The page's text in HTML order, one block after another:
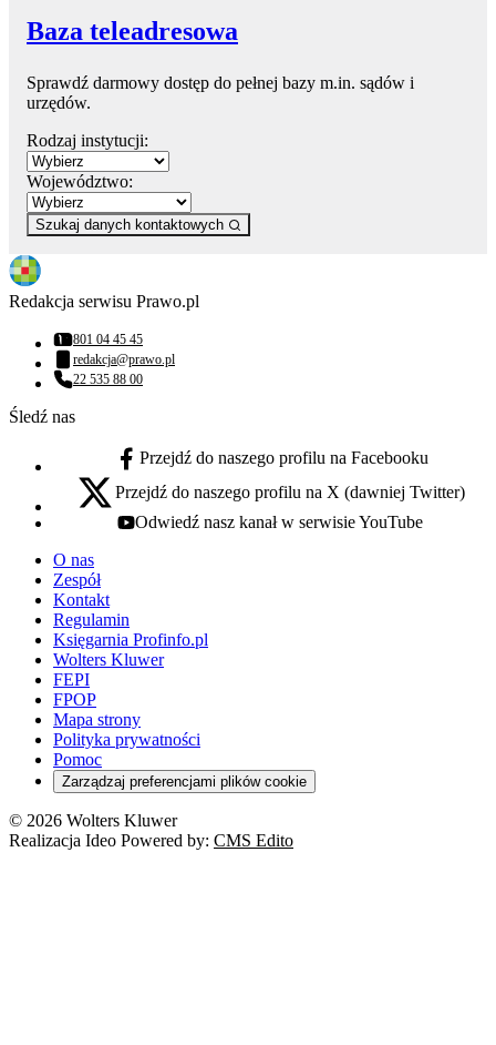
Baza teleadresowa
Sprawdź darmowy dostęp do pełnej bazy m.in. sądów i
urzędów.
Rodzaj instytucji:
Województwo:
Szukaj danych kontaktowych
Redakcja serwisu Prawo.pl
Numer telefonu:
801 04 45 45
Adres email:
redakcja@prawo.pl
Numer telefonu:
22 535 88 00
Śledź nas
facebook - otwiera się w nowej karcie
Przejdź do naszego profilu na Facebooku
x - otwiera się w nowej karcie
Przejdź do naszego profilu na X (dawniej Twitter)
youtube - otwiera się w nowej karcie
Odwiedź nasz kanał w serwisie YouTube
O nas
Zespół
Kontakt
Regulamin
Księgarnia Profinfo.pl
Wolters Kluwer
FEPI
FPOP
Mapa strony
Polityka prywatności
Pomoc
Zarządzaj preferencjami plików cookie
© 2026 Wolters Kluwer
Realizacja Ideo Powered by: CMS Edito